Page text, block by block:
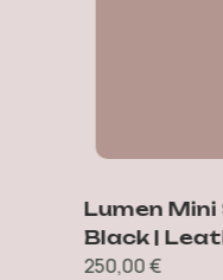
Lumen Mini
Black |
250,00€